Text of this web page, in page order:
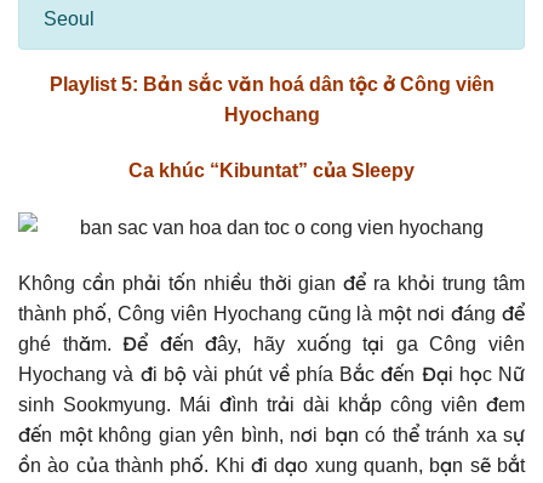
Seoul
Playlist 5: Bản sắc văn hoá dân tộc ở Công viên
Hyochang
Ca khúc “Kibuntat” của Sleepy
Không cần phải tốn nhiều thời gian để ra khỏi trung tâm
thành phố, Công viên Hyochang cũng là một nơi đáng để
ghé thăm. Để đến đây, hãy xuống tại ga Công viên
Hyochang và đi bộ vài phút về phía Bắc đến Đại học Nữ
sinh Sookmyung. Mái đình trải dài khắp công viên đem
đến một không gian yên bình, nơi bạn có thể tránh xa sự
ồn ào của thành phố. Khi đi dạo xung quanh, bạn sẽ bắt